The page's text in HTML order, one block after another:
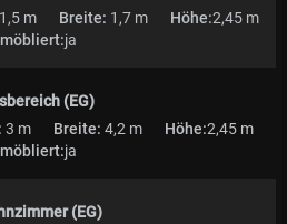
1,5 m Breite: 1,7 m Höhe:2,45 m
möbliert:ja
(EG)
3 m Breite: 4,2 m Höhe:2,45 m
möbliert:ja
(EG)